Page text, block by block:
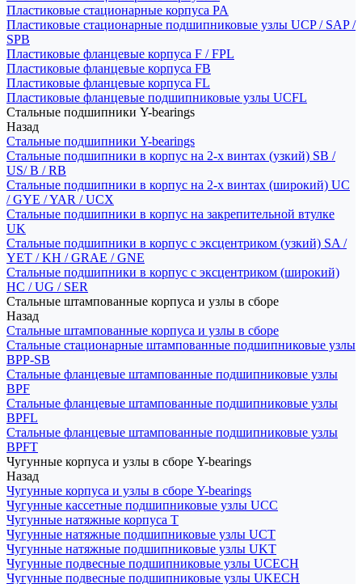
Пластиковые стационарные корпуса PA
Пластиковые стационарные подшипниковые узлы UCP / SAP /
SPB
Пластиковые фланцевые корпуса F / FPL
Пластиковые фланцевые корпуса FB
Пластиковые фланцевые корпуса FL
Пластиковые фланцевые подшипниковые узлы UCFL
Стальные подшипники Y-bearings
Назад
Стальные подшипники Y-bearings
Стальные подшипники в корпус на 2-х винтах (узкий) SB /
US/ B / RB
Стальные подшипники в корпус на 2-х винтах (широкий) UC
/ GYE / YAR / UCX
Стальные подшипники в корпус на закрепительной втулке
UK
Стальные подшипники в корпус с эксцентриком (узкий) SA /
YET / KH / GRAE / GNE
Стальные подшипники в корпус с эксцентриком (широкий)
HC / UG / SER
Стальные штампованные корпуса и узлы в сборе
Назад
Стальные штампованные корпуса и узлы в сборе
Стальные стационарные штампованные подшипниковые узлы
BPP-SB
Стальные фланцевые штампованные подшипниковые узлы
BPF
Стальные фланцевые штампованные подшипниковые узлы
BPFL
Стальные фланцевые штампованные подшипниковые узлы
BPFT
Чугунные корпуса и узлы в сборе Y-bearings
Назад
Чугунные корпуса и узлы в сборе Y-bearings
Чугунные кассетные подшипниковые узлы UCC
Чугунные натяжные корпуса T
Чугунные натяжные подшипниковые узлы UCT
Чугунные натяжные подшипниковые узлы UKT
Чугунные подвесные подшипниковые узлы UCECH
Чугунные подвесные подшипниковые узлы UKECH